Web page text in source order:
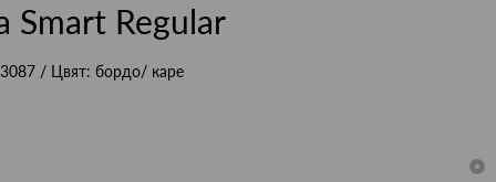
Smart Regular
/ Цвят: бордо/ каре